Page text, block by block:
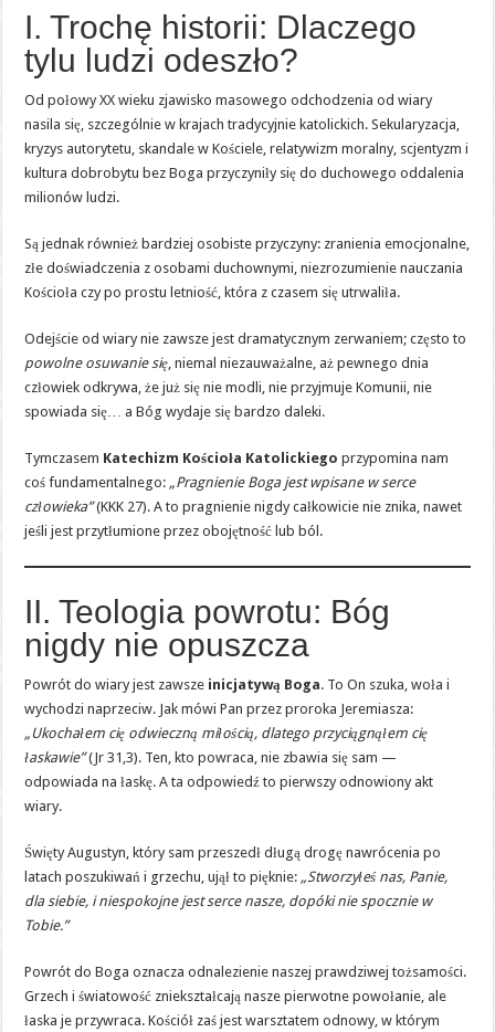
I. Trochę historii: Dlaczego
tylu ludzi odeszło?
Od połowy XX wieku zjawisko masowego odchodzenia od wiary
nasila się, szczególnie w krajach tradycyjnie katolickich. Sekularyzacja,
kryzys autorytetu, skandale w Kościele, relatywizm moralny, scjentyzm i
kultura dobrobytu bez Boga przyczyniły się do duchowego oddalenia
milionów ludzi.
Są jednak również bardziej osobiste przyczyny: zranienia emocjonalne,
złe doświadczenia z osobami duchownymi, niezrozumienie nauczania
Kościoła czy po prostu letniość, która z czasem się utrwaliła.
Odejście od wiary nie zawsze jest dramatycznym zerwaniem; często to
powolne osuwanie się, niemal niezauważalne, aż pewnego dnia
człowiek odkrywa, że już się nie modli, nie przyjmuje Komunii, nie
spowiada się… a Bóg wydaje się bardzo daleki.
Tymczasem Katechizm Kościoła Katolickiego przypomina nam
coś fundamentalnego: „Pragnienie Boga jest wpisane w serce
człowieka”(KKK 27). A to pragnienie nigdy całkowicie nie znika, nawet
jeśli jest przytłumione przez obojętność lub ból.
II. Teologia powrotu: Bóg
nigdy nie opuszcza
Powrót do wiary jest zawsze inicjatywą Boga. To On szuka, woła i
wychodzi naprzeciw. Jak mówi Pan przez proroka Jeremiasza:
„Ukochałem cię odwieczną miłością, dlatego przyciągnąłem cię
łaskawie”(Jr 31,3). Ten, kto powraca, nie zbawia się sam —
odpowiada na łaskę. A ta odpowiedź to pierwszy odnowiony akt
wiary.
Święty Augustyn, który sam przeszedł długą drogę nawrócenia po
latach poszukiwań i grzechu, ujął to pięknie: „Stworzyłeś nas, Panie,
dla siebie, i niespokojne jest serce nasze, dopóki nie spocznie w
Tobie.”
Powrót do Boga oznacza odnalezienie naszej prawdziwej tożsamości.
Grzech i światowość zniekształcają nasze pierwotne powołanie, ale
łaska je przywraca. Kościół zaś jest warsztatem odnowy, w którym